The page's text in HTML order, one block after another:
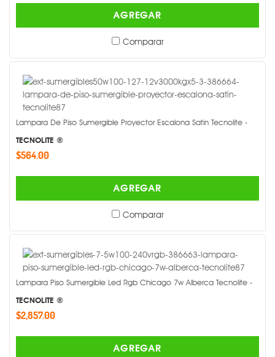
AGREGAR
Comparar
Lampara De Piso Sumergible Proyector Escalona Satin Tecnolite -
TECNOLITE ®
$564.00
AGREGAR
Comparar
Lampara Piso Sumergible Led Rgb Chicago 7w Alberca Tecnolite -
TECNOLITE ®
$2,857.00
AGREGAR